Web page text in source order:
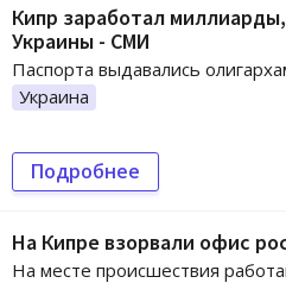
Кипр заработал
Украины - СМИ
Паспорта выдавались
Украина
Подробнее
На Кипре взорвали офис
На месте происшествия